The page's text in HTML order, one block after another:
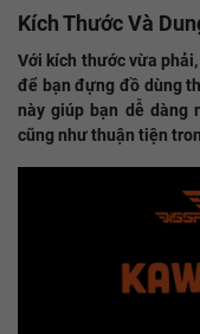
Kích Thước Và
Với kích thước vừa
để bạn đựng đồ dùng
này giúp bạn dễ dàng
cũng như thuận tiện